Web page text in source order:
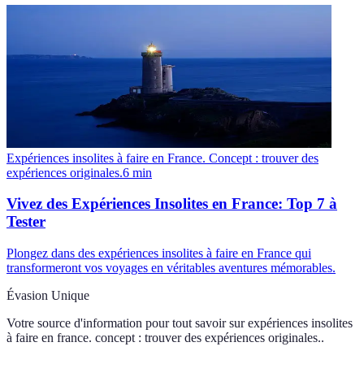
Expériences insolites à faire en France. Concept : trouver des
expériences originales.6 min
Vivez des Expériences Insolites en France: Top 7 à
Tester
Plongez dans des expériences insolites à faire en France qui
transformeront vos voyages en véritables aventures mémorables.
Évasion Unique
Votre source d'information pour tout savoir sur expériences insolites
à faire en france. concept : trouver des expériences originales..